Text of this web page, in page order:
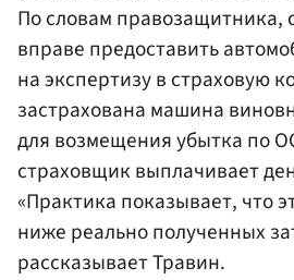
По словам правозащитника,
вправе предоставить
на экспертизу в страховую
застрахована машина
для возмещения убытка по
страховщик выплачивает
«Практика показывает, что
ниже реально полученных
рассказывает Травин.